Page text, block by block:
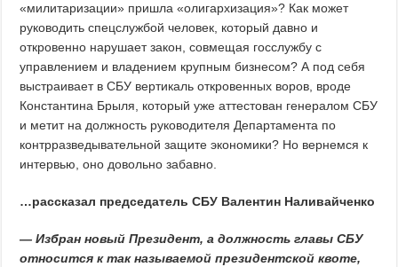
«милитаризации» пришла «олигархизация»? Как может
руководить спецслужбой человек, который давно и
откровенно нарушает закон, совмещая госслужбу с
управлением и владением крупным бизнесом? А под себя
выстраивает в СБУ вертикаль откровенных воров, вроде
Константина Брыля, который уже аттестован генералом СБУ
и метит на должность руководителя Департамента по
контрразведывательной защите экономики? Но вернемся к
интервью, оно довольно забавно.
…рассказал председатель СБУ Валентин Наливайченко
— Избран новый Президент, а должность главы СБУ
относится к так называемой президентской квоте,